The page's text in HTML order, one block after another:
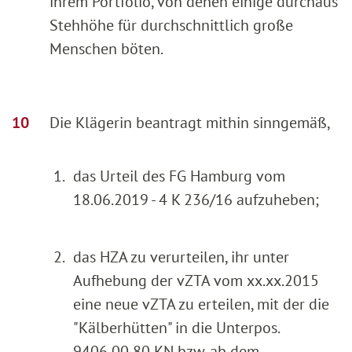
Stehhöhe für durchschnittlich große
Menschen böten.
Die Klägerin beantragt mithin sinngemäß,
1. das Urteil des FG Hamburg vom
18.06.2019 - 4 K 236/16 aufzuheben;
2. das HZA zu verurteilen, ihr unter
Aufhebung der vZTA vom xx.xx.2015
eine neue vZTA zu erteilen, mit der die
"Kälberhütten" in die Unterpos.